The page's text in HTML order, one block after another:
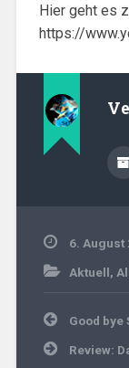
Hier geht es
https://
6. August
Aktuell,
Good
Review: